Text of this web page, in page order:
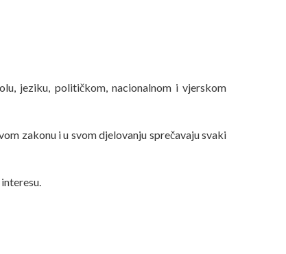
jeziku, političkom, nacionalnom i vjerskom
zakonu i u svom djelovanju sprečavaju svaki